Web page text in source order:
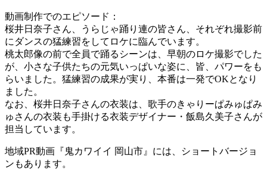
動画制作でのエピソード：
桜井日奈子さん、うらじゃ踊り連の皆さん、それぞれ撮影前
にダンスの猛練習をしてロケに臨んでいます。
桃太郎像の前で全員で踊るシーンは、早朝のロケ撮影でした
が、小さな子供たちの元気いっぱいな姿に、皆、パワーをも
らいました。猛練習の成果が実り、本番は一発でOKとなり
ました。
なお、桜井日奈子さんの衣装は、歌手のきゃりーぱみゅぱみ
ゅさんの衣装も手掛ける衣装デザイナー・飯島久美子さんが
担当しています。
地域PR動画『鬼カワイイ 岡山市』には、ショートバージョ
ンもあります。